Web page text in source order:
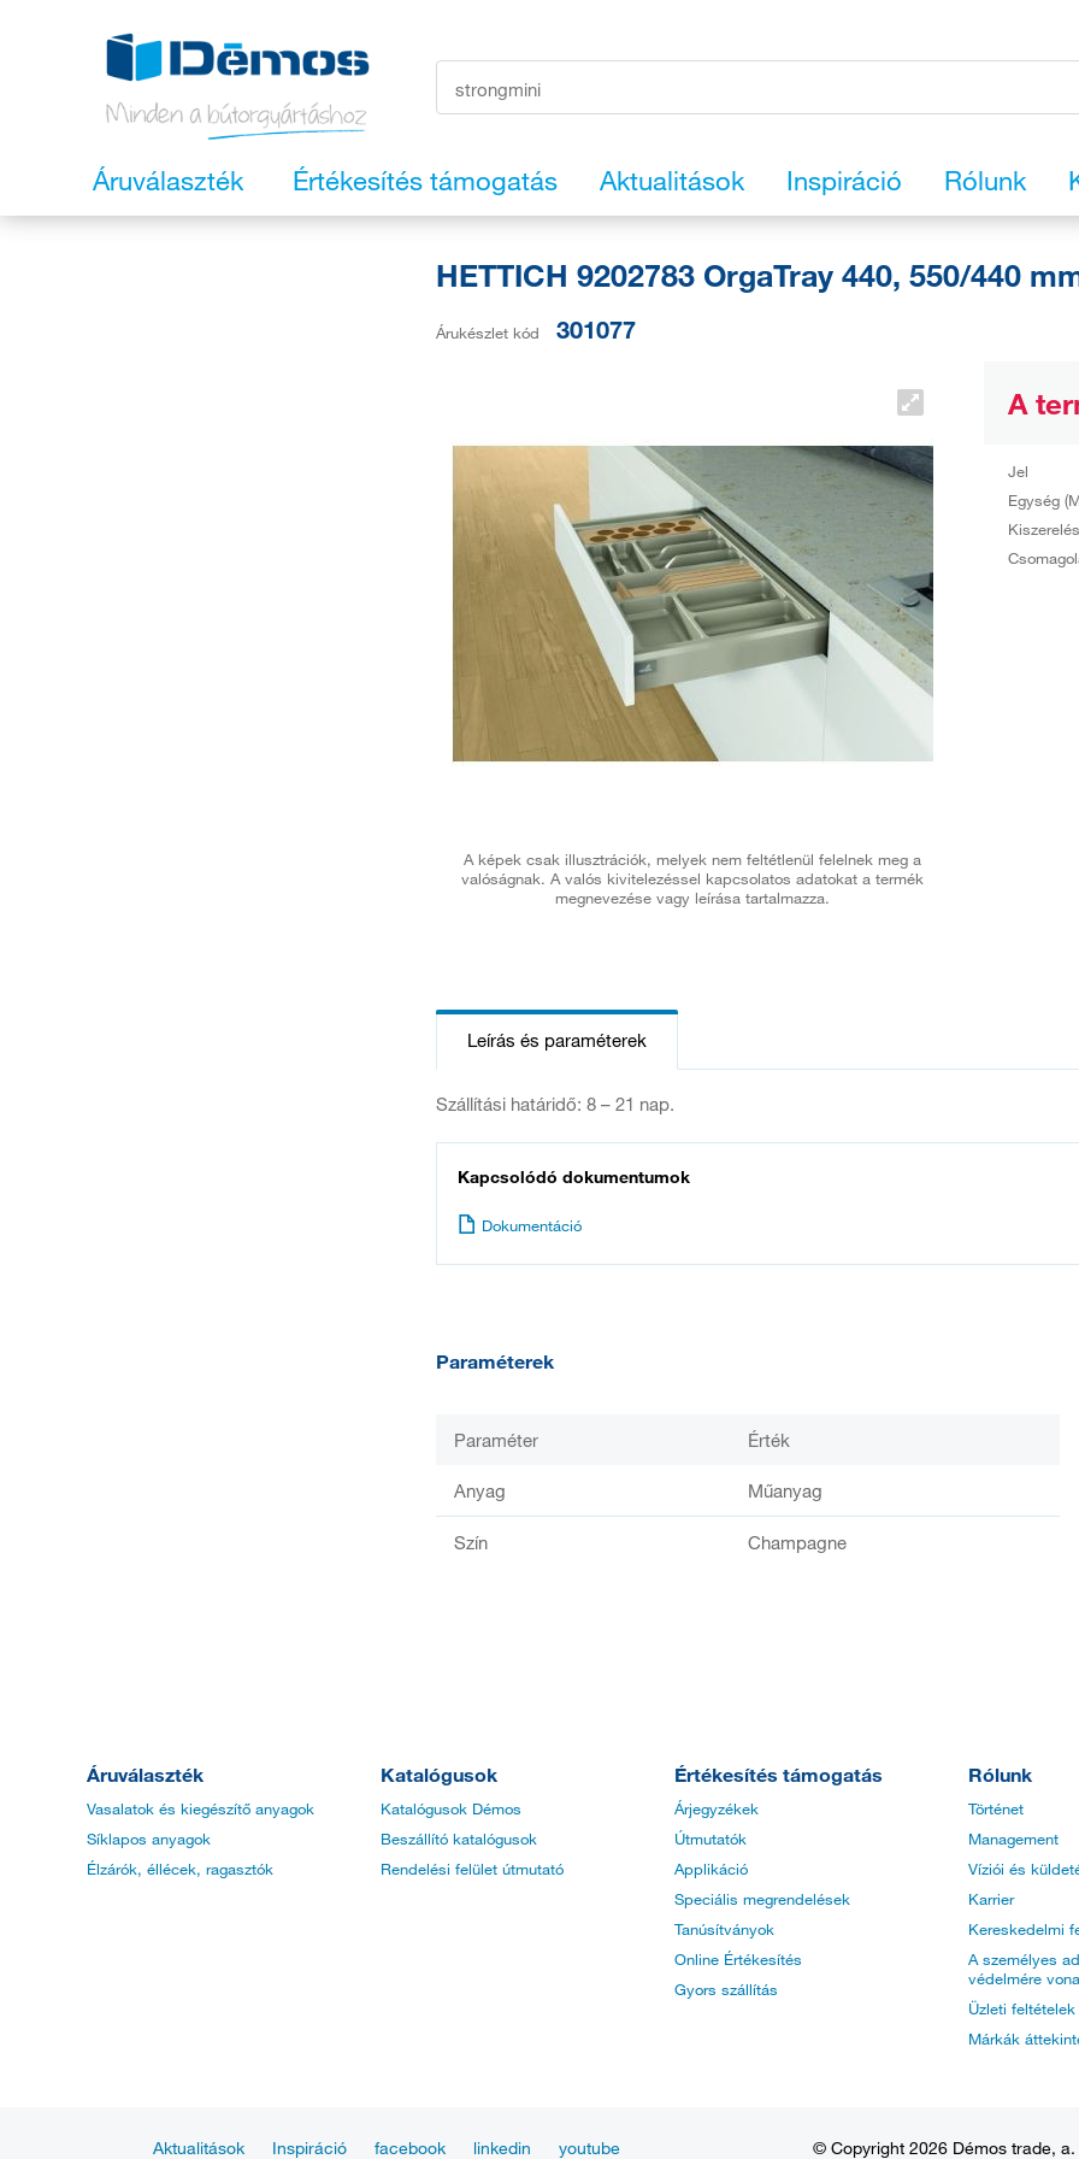
Áruválaszték Értékesítés támogatás Aktualitások Inspiráció Rólunk
HETTICH 9202783 OrgaTray 440, 550/440
Árukészlet kód 301077
A képek csak illusztrációk, melyek nem feltétlenül felelnek meg a
valóságnak. A valós kivitelezéssel kapcsolatos adatokat a termék
megnevezése vagy leírása tartalmazza.
A
Jel
Egység
Kiszerelés
Leírás és paraméterek
Szállítási határidő: 8 – 21 nap.
Kapcsolódó dokumentumok
Dokumentáció
Paraméterek
Paraméter Érték
Anyag Műanyag
Szín Champagne
Áruválaszték
Vasalatok és kiegészítő anyagok
Síklapos anyagok
Élzárók, éllécek, ragasztók
Katalógusok
Katalógusok Démos
Beszállító katalógusok
Rendelési felület útmutató
Értékesítés támogatás
Árjegyzékek
Útmutatók
Applikáció
Speciális megrendelések
Tanúsítványok
Online Értékesítés
Gyors szállítás
Rólunk
Történet
Management
Víziói és
Karrier
Kereskedelmi
A személyes
védelmére
Üzleti
Márkák
Aktualitások Inspiráció facebook linkedin youtube © Copyright 2026 Démos trade,